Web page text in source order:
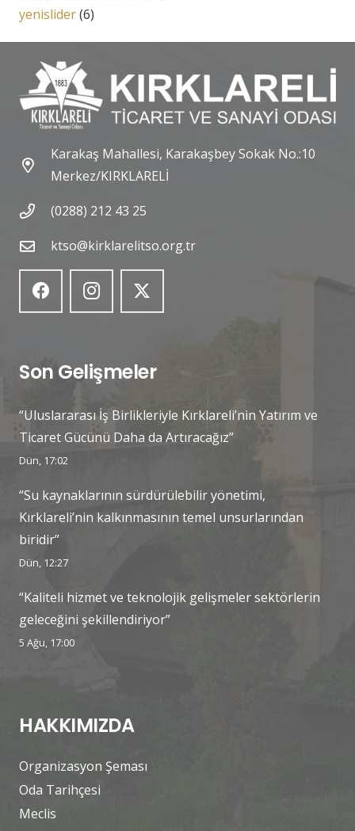
yenislider(6)
Karakaş Mahallesi, Karakaşbey Sokak No.:10
Merkez/KIRKLARELİ
(0288) 212 43 25
ktso@kirklarelitso.org.tr
Son Gelişmeler
“Uluslararası İş Birlikleriyle Kırklareli’nin Yatırım ve
Ticaret Gücünü Daha da Artıracağız”
Dün, 17:02
“Su kaynaklarının sürdürülebilir yönetimi,
Kırklareli’nin kalkınmasının temel unsurlarından
biridir”
Dün, 12:27
“Kaliteli hizmet ve teknolojik gelişmeler sektörlerin
geleceğini şekillendiriyor”
5 Ağu, 17:00
HAKKIMIZDA
Organizasyon Şeması
Oda Tarihçesi
Meclis